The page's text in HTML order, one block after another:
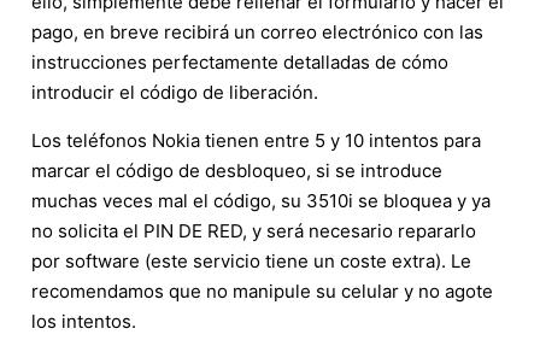
pago, en breve recibirá un correo electrónico con las
instrucciones perfectamente detalladas de cómo
introducir el código de liberación.
Los teléfonos Nokia tienen entre 5 y 10 intentos para
marcar el código de desbloqueo, si se introduce
muchas veces mal el código, su 3510i se bloquea y ya
no solicita el PIN DE RED, y será necesario repararlo
por software (este servicio tiene un coste extra). Le
recomendamos que no manipule su celular y no agote
los intentos.